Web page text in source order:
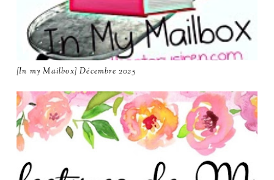
[In my Mailbox] Décembre 2025